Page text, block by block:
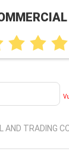
TRADING